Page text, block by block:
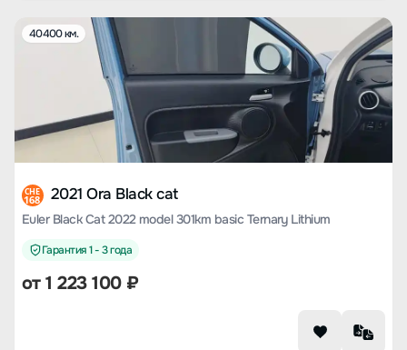
40400 км.
CHE
168 2021 Ora Black cat
Euler Black Cat 2022 model 301km basic Ternary Lithium
Гарантия 1 - 3 года
от1 223 100₽